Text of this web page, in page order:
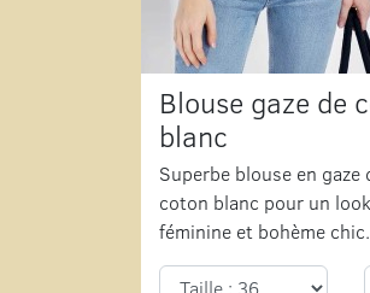
Blouse gaze de
blanc
Superbe blouse en gaze
coton blanc pour un look
féminine et bohème chic.